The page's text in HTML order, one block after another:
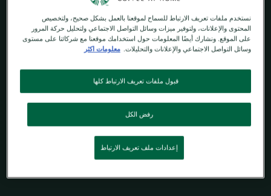
من هذه القهوة الغنية والمتوازنة.
قهوة بالتحميص الداكن
نكهات الكاكاو اللذيذة والداكنة
نسبريسو
نستخدم ملفات تعريف الارتباط للسماح لموقعنا بالعمل بشكل صحيح، ولتخصيص
المحتوى والإعلانات، ولتوفير ميزات وسائل التواصل الاجتماعي ولتحليل حركة المرور
على الموقع. ونشارك أيضًا المعلومات حول استخدامك موقعنا مع شركائنا على مستوى
وسائل التواصل الاجتماعي والإعلانات والتحليلات. معلومات اكثر
رفض الكل
قبول ملفات تعريف الارتباط كلها
إعدادات ملف تعريف الارتباط